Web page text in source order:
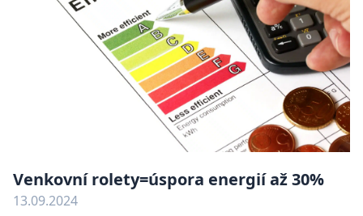
Venkovní rolety=úspora energií až 30%
13.09.2024